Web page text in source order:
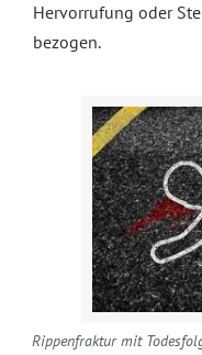
Hervorrufung oder
bezogen.
Rippenfraktur mit